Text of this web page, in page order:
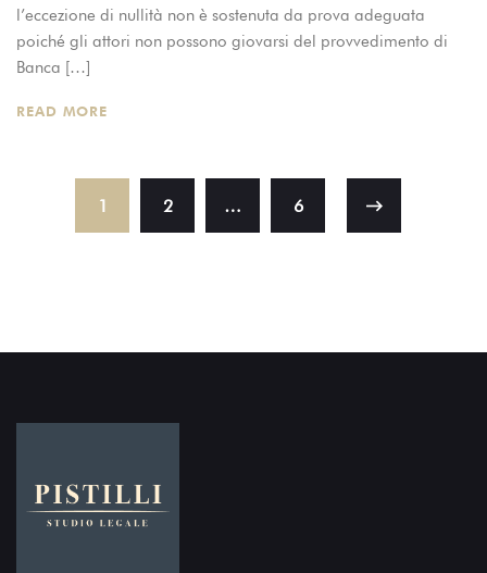
l’eccezione di nullità non è sostenuta da prova adeguata
poiché gli attori non possono giovarsi del provvedimento di
Banca […]
READ MORE
1 2 … 6